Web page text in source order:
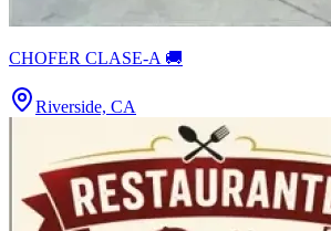
CHOFER CLASE-A 🚚
Riverside, CA